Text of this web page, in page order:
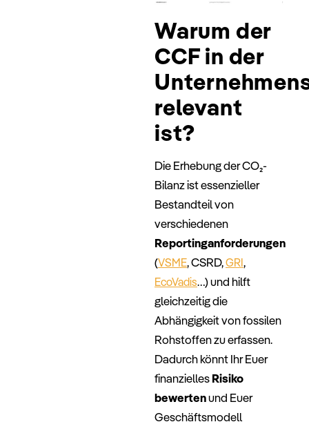
Warum der
CCF in der
relevant
ist?
Die Erhebung der CO₂-
Bilanz ist essenzieller
Bestandteil von
verschiedenen
Reportinganforderungen
(VSME, CSRD,GRI,
EcoVadis…) und hilft
gleichzeitig die
Abhängigkeit von fossilen
Rohstoffen zu erfassen.
Dadurch könnt Ihr Euer
finanziellesRisiko
bewertenund Euer
Geschäftsmodell